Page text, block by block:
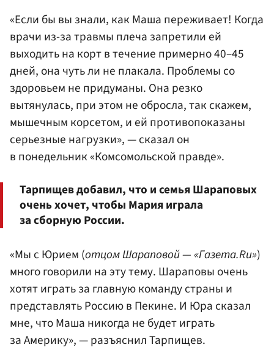
«Если бы вы знали, как Маша переживает! Когда
врачи из-за травмы плеча запретили ей
выходить на корт в течение примерно 40–45
дней, она чуть ли не плакала. Проблемы со
здоровьем не придуманы. Она резко
вытянулась, при этом не обросла, так скажем,
мышечным корсетом, и ей противопоказаны
серьезные нагрузки», — сказал он
в понедельник«Комсомольской правде».
Тарпищев добавил, что и семья Шараповых
очень хочет, чтобы Мария играла
за сборную России.
«Мы с Юрием (отцом Шараповой — «Газета.Ru»)
много говорили на эту тему. Шараповы очень
хотят играть за главную команду страны и
представлять Россию в Пекине. И Юра сказал
мне, что Маша никогда не будет играть
за Америку», — разъяснил Тарпищев.